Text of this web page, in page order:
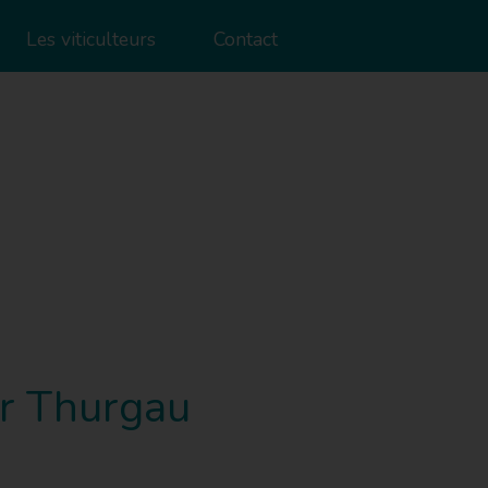
Les viticulteurs Contact
Thurgau